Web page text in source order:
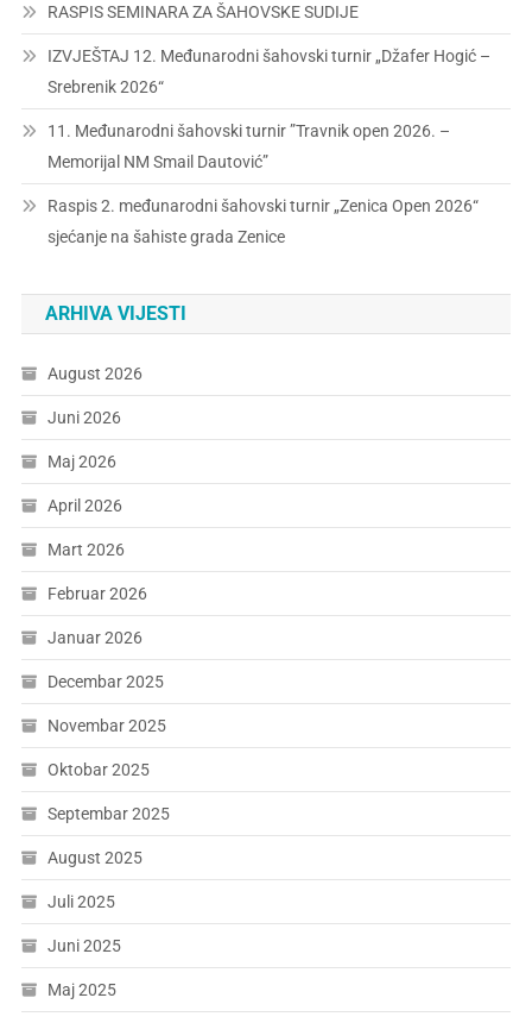
RASPIS SEMINARA ZA ŠAHOVSKE SUDIJE
IZVJEŠTAJ 12. Međunarodni šahovski turnir „Džafer Hogić –
Srebrenik 2026“
11. Međunarodni šahovski turnir ”Travnik open 2026. –
Memorijal NM Smail Dautović”
Raspis 2. međunarodni šahovski turnir „Zenica Open 2026“
sjećanje na šahiste grada Zenice
ARHIVA VIJESTI
August 2026
Juni 2026
Maj 2026
April 2026
Mart 2026
Februar 2026
Januar 2026
Decembar 2025
Novembar 2025
Oktobar 2025
Septembar 2025
August 2025
Juli 2025
Juni 2025
Maj 2025